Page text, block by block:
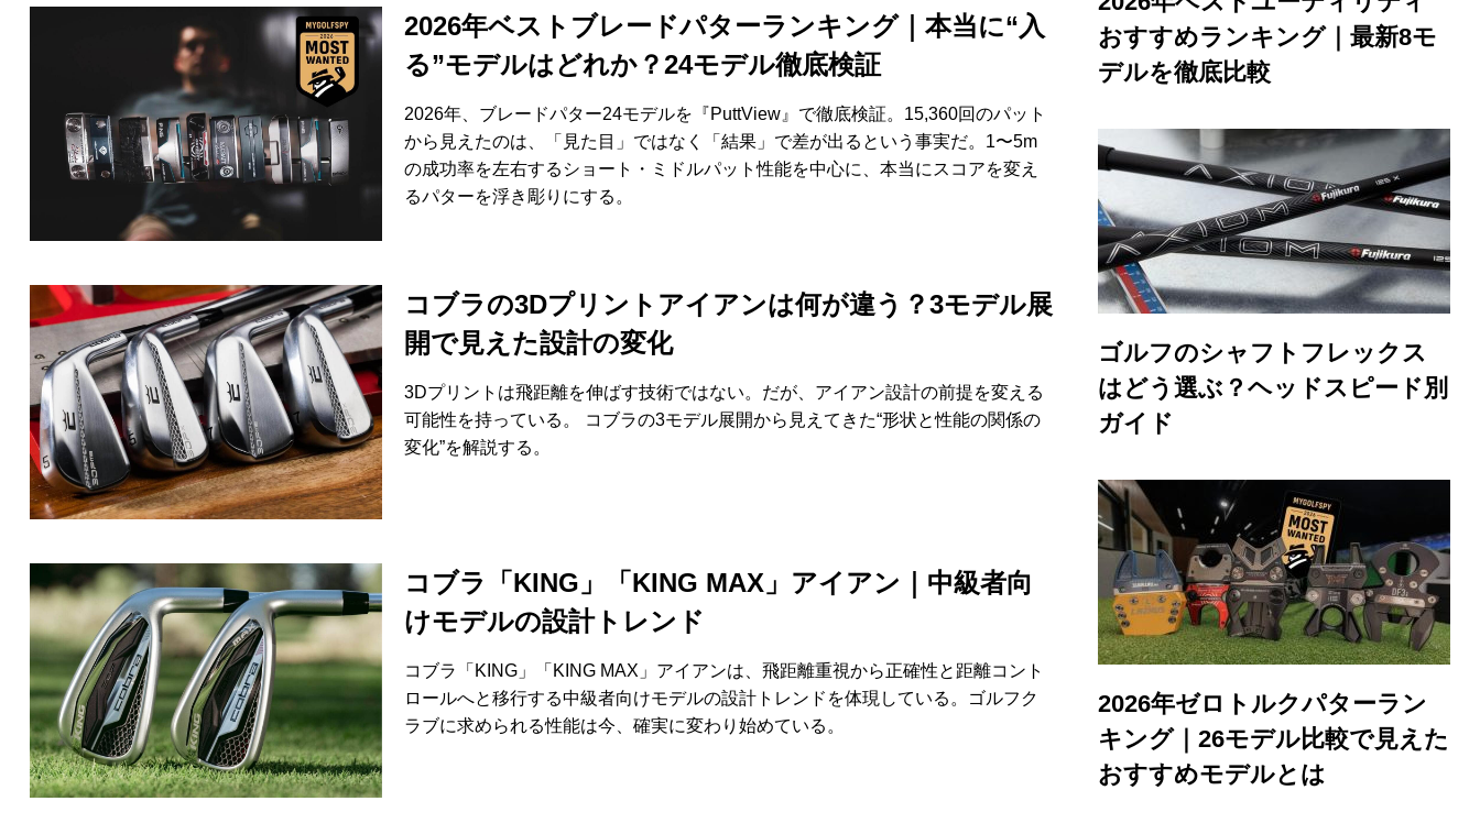
2026年ベストブレードパターランキング｜本当に“入
る”モデルはどれか？24モデル徹底検証
2026年、ブレードパター24モデルを『PuttView』で徹底検証。15,360回のパット
から見えたのは、「見た目」ではなく「結果」で差が出るという事実だ。1〜5m
の成功率を左右するショート・ミドルパット性能を中心に、本当にスコアを変え
るパターを浮き彫りにする。
コブラの3Dプリントアイアンは何が違う？3モデル展
開で見えた設計の変化
3Dプリントは飛距離を伸ばす技術ではない。だが、アイアン設計の前提を変える
可能性を持っている。 コブラの3モデル展開から見えてきた“形状と性能の関係の
変化”を解説する。
コブラ「KING」「KING MAX」アイアン｜中級者向
けモデルの設計トレンド
コブラ「KING」「KING MAX」アイアンは、飛距離重視から正確性と距離コント
ロールへと移行する中級者向けモデルの設計トレンドを体現している。ゴルフク
ラブに求められる性能は今、確実に変わり始めている。
おすすめランキング｜最新8モ
デルを徹底比較
ゴルフのシャフトフレックス
はどう選ぶ？ヘッドスピード別
ガイド
2026年ゼロトルクパターラン
キング｜26モデル比較で見えた
おすすめモデルとは